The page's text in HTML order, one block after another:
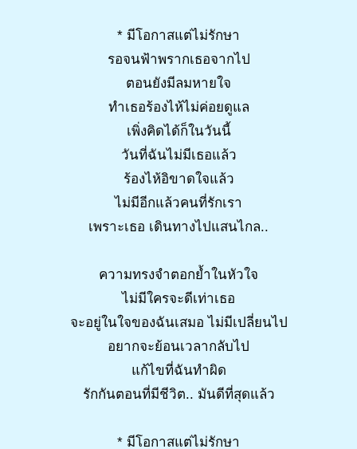
* มีโอกาสแต่ไม่รักษา
รอจนฟ้าพรากเธอจากไป
ตอนยังมีลมหายใจ
ทำเธอร้องไห้ไม่ค่อยดูแล
เพิ่งคิดได้ก็ในวันนี้
วันที่ฉันไม่มีเธอแล้ว
ร้องไห้อิขาดใจแล้ว
ไม่มีอีกแล้วคนที่รักเรา
เพราะเธอ เดินทางไปแสนไกล..
ความทรงจำตอกย้ำในหัวใจ
ไม่มีใครจะดีเท่าเธอ
จะอยู่ในใจของฉันเสมอ ไม่มีเปลี่ยนไป
อยากจะย้อนเวลากลับไป
แก้ไขที่ฉันทำผิด
รักกันตอนที่มีชีวิต.. มันดีที่สุดแล้ว
* มีโอกาสแต่ไม่รักษา